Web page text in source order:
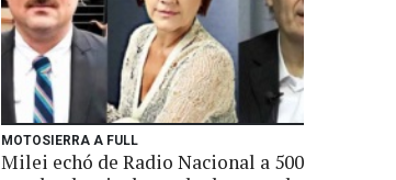
MOTOSIERRA A FULL
Milei echó de Radio Nacional a 500